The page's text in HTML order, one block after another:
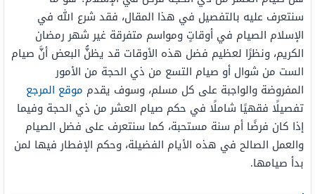
سنتعرف عليه بالتفصيل في هذا المقال، فقد شرع الله في
الإسلام الصيام في أوقاتٍ ومواسم متفرقة غير شهر رمضان
الكريم، ونظرًا لعظيم فضل هذه الأوقات قد يظنُّ البعض أنَّ صيام
الست من شوال أو صيام التسع من ذي الحجة من الأمور
المفروضة والواجبة على كل مسلم، وسوف يقدم موقع المرجع
تفصيلًا فقهيًا شاملًا في حكم صيام العشر من ذي الحجة وفيما
إذا كان فرضًا أم سنة مستحبة، كما سنتعرف على فضل الصيام
والعمل الصالح في هذه الأيام الفضيلة، وحكم الإفطار فيها لمن
بدأ صيامها.